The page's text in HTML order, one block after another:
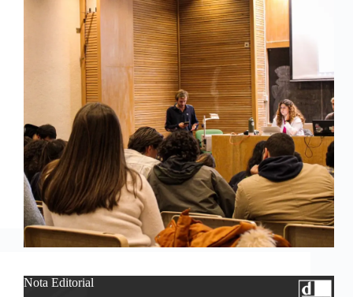
Nota Editorial